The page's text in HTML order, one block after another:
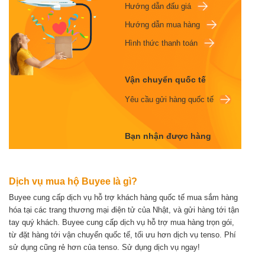
Hướng dẫn đấu giá
Hướng dẫn mua hàng
Hình thức thanh toán
Vận chuyển quốc tế
Yêu cầu gửi hàng quốc tế
Bạn nhận được hàng
Dịch vụ mua hộ Buyee là gì?
Buyee cung cấp dịch vụ hỗ trợ khách hàng quốc tế mua sắm hàng
hóa tại các trang thương mại điện tử của Nhật, và gửi hàng tới tận
tay quý khách. Buyee cung cấp dịch vụ hỗ trợ mua hàng trọn gói,
từ đặt hàng tới vận chuyển quốc tế, tối ưu hơn dịch vụ tenso. Phí
sử dụng cũng rẻ hơn của tenso. Sử dụng dịch vụ ngay!